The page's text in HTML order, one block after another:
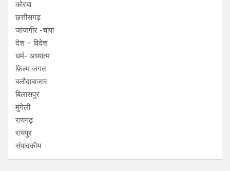
कोरबा
छत्तीसगढ़
जांजगीर -चांपा
देश – विदेश
धर्म- अध्यात्म
फ़िल्म जगत
बलौदाबाजार
बिलासपुर
मुंगेली
रायगढ़
रायपुर
संपादकीय